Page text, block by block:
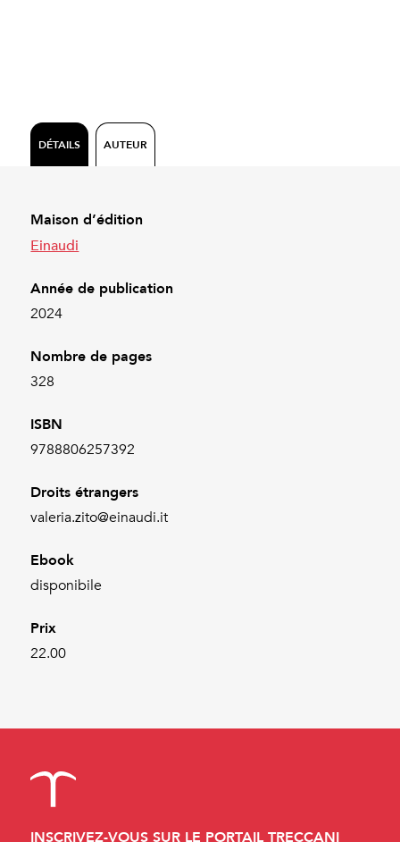
DÉTAILS AUTEUR
Maison d’édition
Einaudi
Année de publication
2024
Nombre de pages
328
ISBN
9788806257392
Droits étrangers
valeria.zito@einaudi.it
Ebook
disponibile
Prix
22.00
INSCRIVEZ-VOUS SUR LE PORTAIL TRECCANI